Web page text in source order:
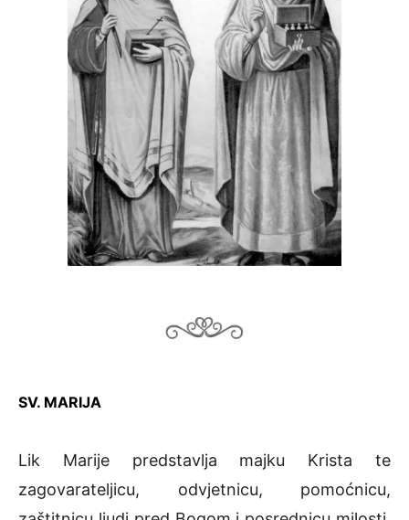
SV. MARIJA
Lik Marije predstavlja majku Krista te
zagovarateljicu, odvjetnicu, pomoćnicu,